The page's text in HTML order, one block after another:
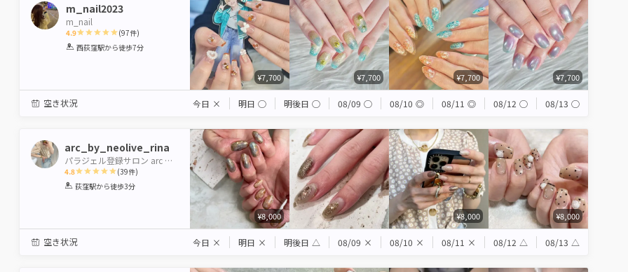
m_nail2023
m_nail
4.9
1 2 3 4 5
(97件)
西荻窪駅から徒歩7分
¥7,700 ¥7,700 ¥7,700 ¥7,700
空き状況 今日 × 明日 ◯ 明後日 ◯ 08/09 ◯ 08/10 ◎ 08/11 ◎ 08/12 ◯ 08/13 ◯
arc_by_neolive_rina
パラジェル登録サロン arc by neolive 荻窪店 【アルクバイネオリーブ】
4.8
1 2 3 4 5
(39件)
荻窪駅から徒歩3分
¥8,000 ¥8,000 ¥8,000
空き状況 今日 × 明日 × 明後日 △ 08/09 × 08/10 × 08/11 × 08/12 △ 08/13 △